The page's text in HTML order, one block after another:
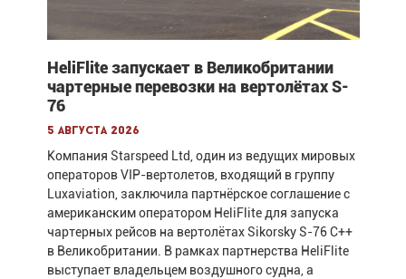
HeliFlite запускает в Великобритании
чартерные перевозки на вертолётах S-
76
5 августа 2026
Компания Starspeed Ltd, один из ведущих мировых
операторов VIP-вертолетов, входящий в группу
Luxaviation, заключила партнёрское соглашение с
американским оператором HeliFlite для запуска
чартерных рейсов на вертолётах Sikorsky S-76 C++
в Великобритании. В рамках партнерства HeliFlite
выступает владельцем воздушного судна, а